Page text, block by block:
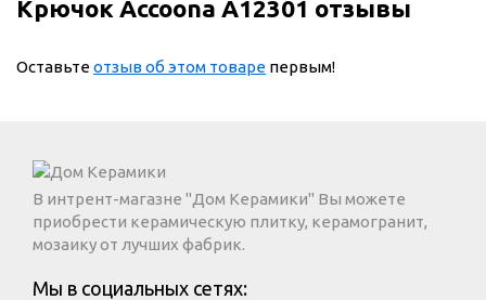
Крючок Accoona A12301 отзывы
Оставьтеотзыв об этом товаре первым!
В интрент-магазне "Дом Керамики" Вы можете
приобрести керамическую плитку, керамогранит,
мозаику от лучших фабрик.
Мы в социальных сетях: